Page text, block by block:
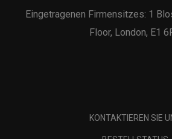
Eingetragenen Firmensitzes: 1
Floor, London, E1
KONTAKTIEREN SIE